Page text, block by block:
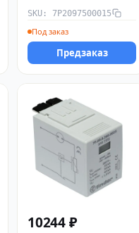
SKU: 7P2097500015
Под заказ
Предзаказ
10244 ₽